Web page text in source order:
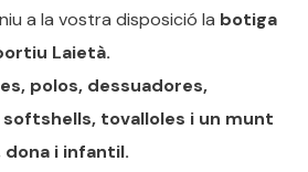
a la vostra disposició la botiga
Laietà.
polos, dessuadores,
tovalloles i un munt
i infantil.